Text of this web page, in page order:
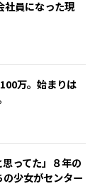
社員になった現
万。始まりは
ってた」８年の
少女がセンター